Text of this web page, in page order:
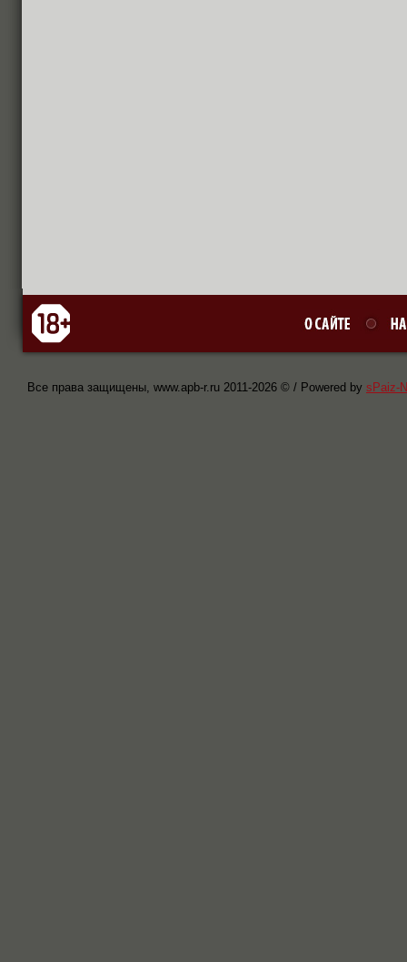
Все права защищены, www.apb-r.ru 2011-2026 © / Powered by sPaiz-